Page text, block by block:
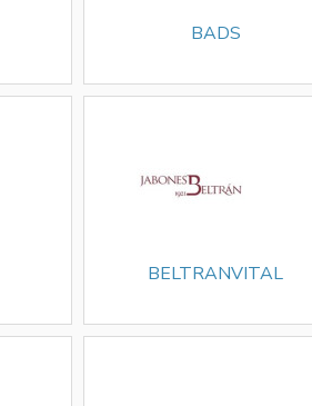
BADS
BELTRANVITAL